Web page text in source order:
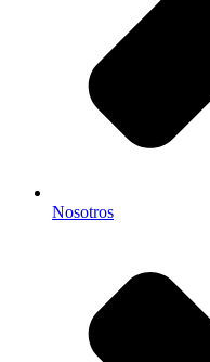
Nosotros